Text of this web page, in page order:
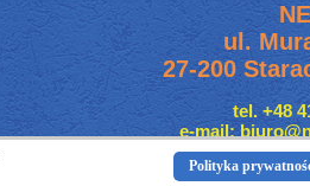
ul.
27-200
tel. +48
e-mail:
Polityka